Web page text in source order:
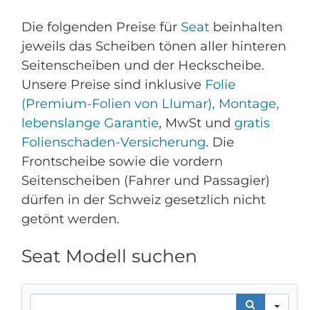
Die folgenden Preise für Seatbeinhalten
jeweils das Scheiben tönen aller hinteren
Seitenscheiben und der Heckscheibe.
Unsere Preise sind inklusive Folie
(Premium-Folien von Llumar), Montage,
lebenslange Garantie, MwSt und gratis
Folienschaden-Versicherung. Die
Frontscheibe sowie die vordern
Seitenscheiben (Fahrer und Passagier)
dürfen in der Schweiz gesetzlich nicht
getönt werden.
Seat Modell suchen
Search